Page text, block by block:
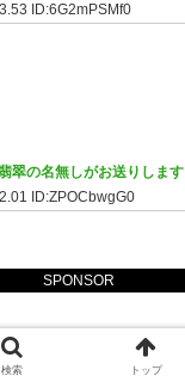
SPONSOR
ID:6G2mPSMf0
翠の名無しがお送りします
ID:ZPOCbwgG0
表示するぞ
翠の名無しがお送りします
検索 トップ